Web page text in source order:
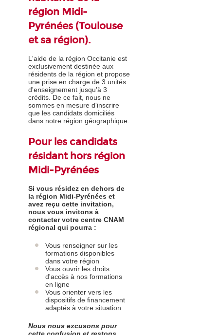
région Midi-
Pyrénées (Toulouse
et sa région).
L'aide de la région Occitanie est
exclusivement destinée aux
résidents de la région et propose
une prise en charge de 3 unités
d'enseignement jusqu'à 3
crédits. De ce fait, nous ne
sommes en mesure d'inscrire
que les candidats domiciliés
dans notre région géographique.
Pour les candidats
résidant hors région
Midi-Pyrénées
Si vous résidez en dehors de
la région Midi-Pyrénées et
avez reçu cette invitation,
nous vous invitons à
contacter votre centre CNAM
régional qui pourra :
Vous renseigner sur les
formations disponibles
dans votre région
Vous ouvrir les droits
d'accès à nos formations
en ligne
Vous orienter vers les
dispositifs de financement
adaptés à votre situation
Nous nous excusons pour